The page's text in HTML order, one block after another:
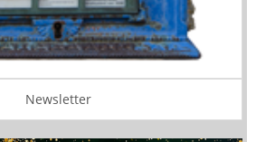
Newsletter